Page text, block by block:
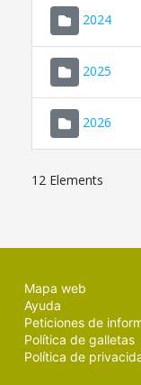
2024
2025
2026
12 Elements
Mapa web
Ayuda
Peticiones de
Política de galletas
Política de